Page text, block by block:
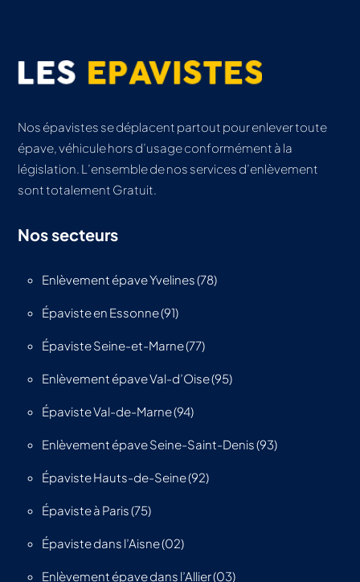
Nos épavistes se déplacent partout pour enlever toute
épave, véhicule hors d’usage conformément à la
législation. L’ensemble de nos services d’enlèvement
sont totalement Gratuit.
Nos secteurs
Enlèvement épave Yvelines (78)
Épaviste en Essonne (91)
Épaviste Seine-et-Marne (77)
Enlèvement épave Val-d’Oise (95)
Épaviste Val-de-Marne (94)
Enlèvement épave Seine-Saint-Denis (93)
Épaviste Hauts-de-Seine (92)
Épaviste à Paris (75)
Épaviste dans l’Aisne (02)
Enlèvement épave dans l’Allier (03)